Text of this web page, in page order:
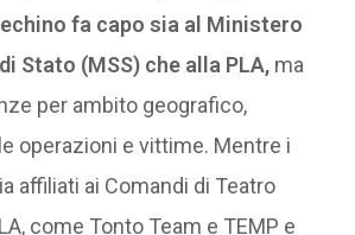
fa capo sia al Ministero
Stato (MSS) che alla PLA, ma
per ambito geografico,
operazioni e vittime. Mentre i
affiliati ai Comandi di Teatro
come Tonto Team e TEMP e